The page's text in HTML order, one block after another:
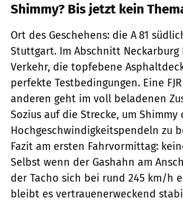
Shimmy? Bis jetzt kein
Ort des Geschehens: die A 81
Stuttgart. Im Abschnitt Neckarburg
Verkehr, die topf­ebene
perfekte Testbedingungen. Eine
anderen geht im voll beladenen
Sozius auf die Strecke, um Shimmy
Hochgeschwindigkeitspendeln zu
Fazit am ersten Fahrvormittag:
Selbst wenn der Gashahn am
der Tacho sich bei rund 245 km/h
bleibt es vertrauenerweckend